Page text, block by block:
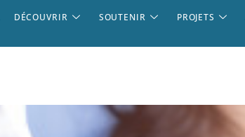
DÉCOUVRIR SOUTENIR PROJETS